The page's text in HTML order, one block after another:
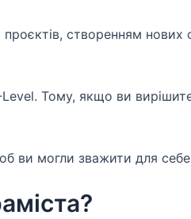
створенням нових
Тому, якщо ви
могли зважити для себе